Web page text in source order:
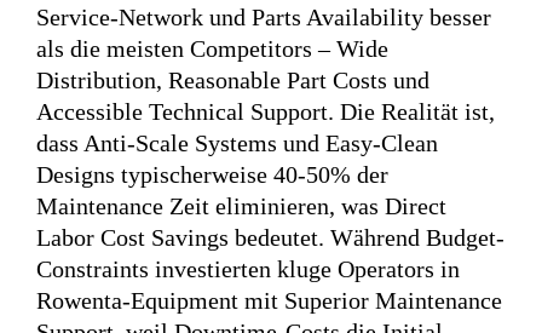
Service-Network und Parts Availability besser
als die meisten Competitors – Wide
Distribution, Reasonable Part Costs und
Accessible Technical Support. Die Realität ist,
dass Anti-Scale Systems und Easy-Clean
Designs typischerweise 40-50% der
Maintenance Zeit eliminieren, was Direct
Labor Cost Savings bedeutet. Während Budget-
Constraints investierten kluge Operators in
Rowenta-Equipment mit Superior Maintenance